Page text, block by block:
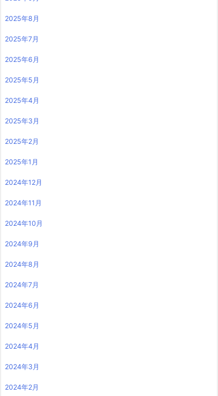
2025年8月
2025年7月
2025年6月
2025年5月
2025年4月
2025年3月
2025年2月
2025年1月
2024年12月
2024年11月
2024年10月
2024年9月
2024年8月
2024年7月
2024年6月
2024年5月
2024年4月
2024年3月
2024年2月